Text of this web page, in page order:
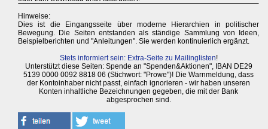
Hinweise:
Dies ist die Eingangsseite über moderne Hierarchien in politischer
Bewegung. Die Seiten entstanden als ständige Sammlung von Ideen,
Beispielberichten und "Anleitungen". Sie werden kontinuierlich ergänzt.
Stets informiert sein: Extra-Seite zu Mailinglisten!
Unterstützt diese Seiten: Spende an "Spenden&Aktionen", IBAN DE29
5139 0000 0092 8818 06 (Stichwort: "Prowe")! Die Warnmeldung, dass
der Kontoinhaber nicht passt, einfach ignorieren - wir haben unseren
Konten inhaltliche Bezeichnungen gegeben, die mit der Bank
abgesprochen sind.